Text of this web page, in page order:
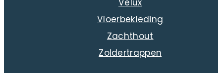
Velux
Vloerbekleding
Zachthout
Zoldertrappen